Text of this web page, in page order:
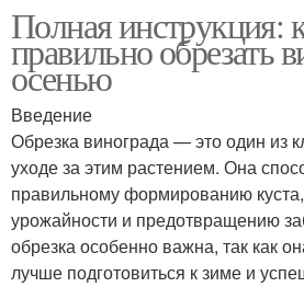
Полная инструкция:
правильно обрезать
осенью
Введение
Обрезка винограда — это один из
уходе за этим растением. Она
правильному формированию
урожайности и предотвращению
обрезка особенно важна, так как
лучше подготовиться к зиме и